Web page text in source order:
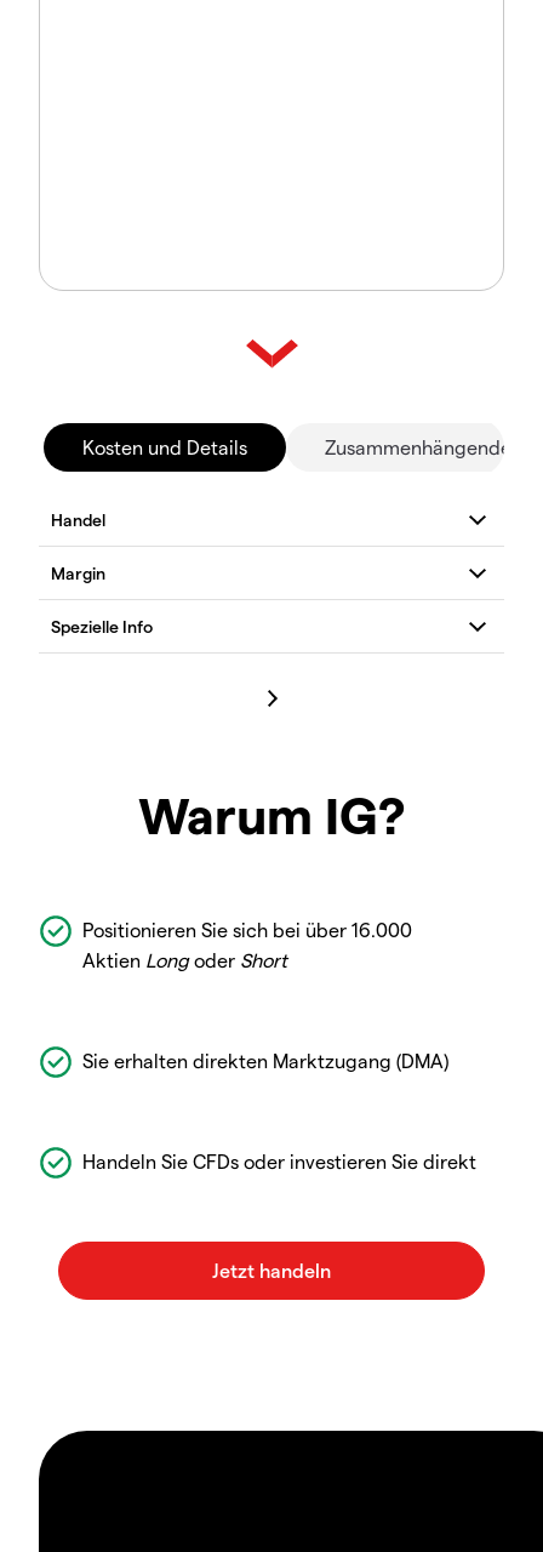
Kosten und Details Zusammenhängende
Warum IG?
Positionieren Sie sich bei über 16.000
Aktien Longoder Short
Sie erhalten direkten Marktzugang (DMA)
Handeln Sie CFDs oder investieren Sie direkt